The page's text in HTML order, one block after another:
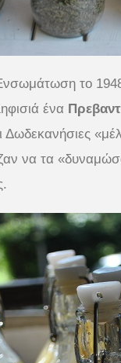
το 1948,
ένα
να τα